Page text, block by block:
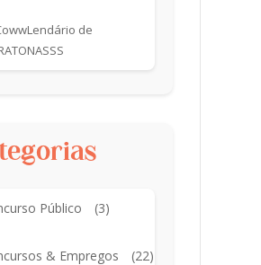
de
Público (3)
& Empregos (22)